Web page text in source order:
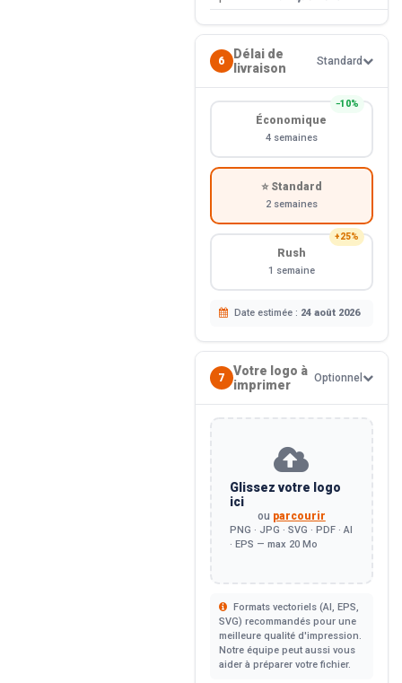
6
Délai de
livraison
Standard
−10%
Économique
4 semaines
⭐ Standard
2 semaines
+25%
Rush
1 semaine
Date estimée : 24 août 2026
7
Votre logo à
imprimer
Optionnel
Glissez votre logo
ici
ou parcourir
PNG · JPG · SVG · PDF · AI
· EPS — max 20 Mo
Formats vectoriels (AI, EPS,
SVG) recommandés pour une
meilleure qualité d'impression.
Notre équipe peut aussi vous
aider à préparer votre fichier.